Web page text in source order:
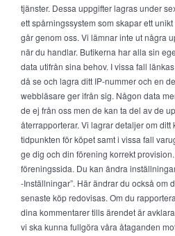
tjänster. Dessa uppgifter lagras under
ett spårningssystem som skapar ett
går genom oss. Vi lämnar inte ut några
när du handlar. Butikerna har alla sin
data utifrån sina behov. I vissa fall
då se och lagra ditt IP-nummer och en
webbläsare ger ifrån sig. Någon data
de ej från oss men de kan ta del av de
återrapporterar. Vi lagrar detaljer om ditt
tidpunkten för köpet samt i vissa fall
ge dig och din förening korrekt
föreningssida. Du kan ändra
-Inställningar”. Här ändrar du också om
senaste köp redovisas. Om du
dina kommentarer tills ärendet är
vi ska kunna fullgöra våra åtaganden